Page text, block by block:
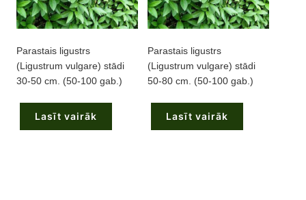
Parastais ligustrs
(Ligustrum vulgare) stādi
30-50 cm. (50-100 gab.)
Lasīt vairāk
Parastais ligustrs
(Ligustrum vulgare) stādi
50-80 cm. (50-100 gab.)
Lasīt vairāk